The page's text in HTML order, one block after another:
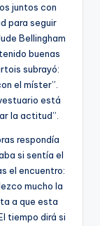
juntos con
para seguir
Bellingham
buenas
subrayó:
el míster”.
está
la actitud”.
respondía
si sentía el
el encuentro:
mucho la
a que esta
tiempo dirá si